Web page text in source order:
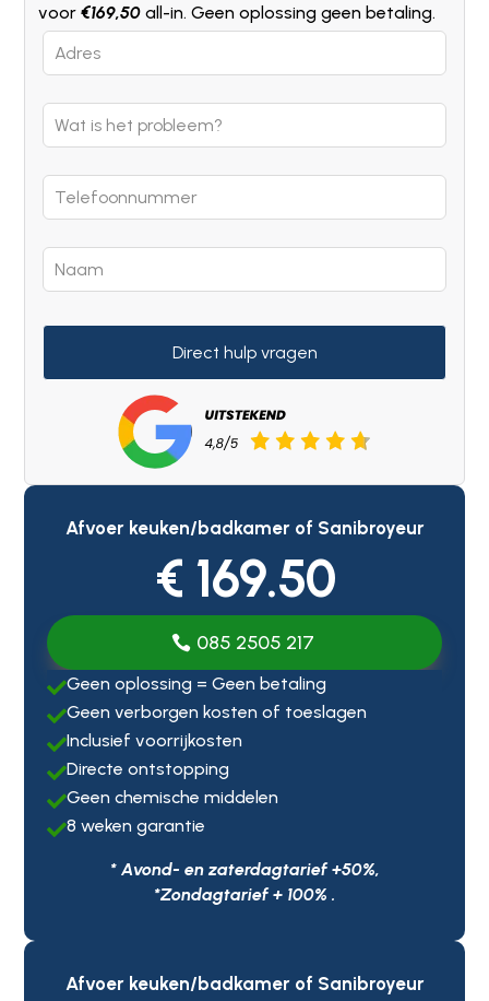
voor€169,50 all-in. Geen oplossing geen betaling.
Leave
this
blank
Direct hulp vragen
Afvoer keuken/badkamer of Sanibroyeur
€ 169.50
085 2505 217
Geen oplossing = Geen betaling
Geen verborgen kosten of toeslagen
Inclusief voorrijkosten
Directe ontstopping
Geen chemische middelen
8 weken garantie
* Avond- en zaterdagtarief +50%,
*Zondagtarief + 100% .
Afvoer keuken/badkamer of Sanibroyeur